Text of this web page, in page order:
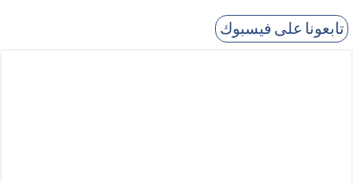
تابعونا على فيسبوك